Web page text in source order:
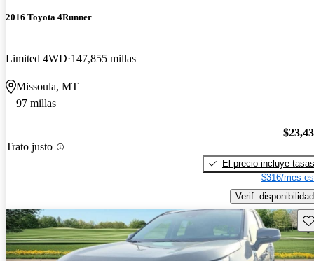
2016 Toyota 4Runner
Limited 4WD 147,855 millas
Missoula, MT
97 millas
Trato justo
El precio incluye tasas
$316/mes
Verif. disponibilidad